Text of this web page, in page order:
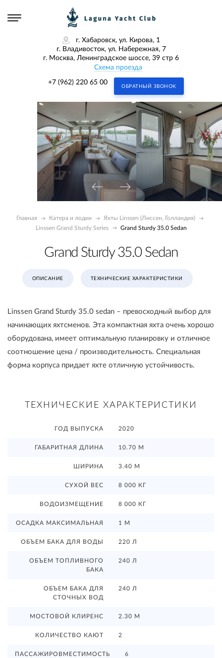
г. Хабаровск, ул. Кирова, 1
г. Владивосток, ул. Набережная, 7
г. Москва, Ленинградское шоссе, 39 стр 6
Схема проезда
+7 (962) 220 65 00
ОБРАТНЫЙ ЗВОНОК
Главная Катера и лодки
Яхты Linssen (Лиссен, Голландия)
Linssen Grand Sturdy Series
Grand Sturdy 35.0 Sedan
Grand Sturdy 35.0 Sedan
ОПИСАНИЕ ТЕХНИЧЕСКИЕ ХАРАКТЕРИСТИКИ
Linssen Grand Sturdy 35.0 sedan – превосходный выбор для
начинающих яхтсменов. Эта компактная яхта очень хорошо
оборудована, имеет оптимальную планировку и отличное
соотношение цена / производительность. Специальная
форма корпуса придает яхте отличную устойчивость.
ТЕХНИЧЕСКИЕ ХАРАКТЕРИСТИКИ
ГОД ВЫПУСКА 2020
ГАБАРИТНАЯ ДЛИНА 10.70 М
ШИРИНА 3.40 М
СУХОЙ ВЕС 8 000 КГ
ВОДОИЗМЕЩЕНИЕ 8 000 КГ
ОСАДКА МАКСИМАЛЬНАЯ 1 М
ОБЪЕМ БАКА ДЛЯ ВОДЫ 220 Л
ОБЪЕМ ТОПЛИВНОГО
БАКА
240 Л
ОБЪЕМ БАКА ДЛЯ
СТОЧНЫХ ВОД
240 Л
МОСТОВОЙ КЛИРЕНС 2.30 М
КОЛИЧЕСТВО КАЮТ 2
ПАССАЖИРОВМЕСТИМОСТЬ 6